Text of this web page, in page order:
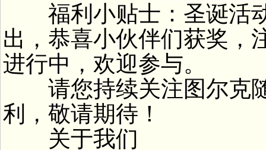
福利小贴士：圣诞活
出，恭喜小伙伴们获奖，
进行中，欢迎参与。
请您持续关注图尔克
利，敬请期待！
关于我们